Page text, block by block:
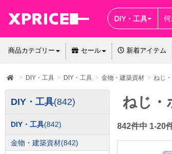
DIY・工具
商品カテゴリー セール 新着アイテム
ねじ・
842件中 1-20
DIY・工具(842)
DIY・工具(842)
金物・建築資材(842)
DIY・工具 DIY・工具 金物・建築資材 ねじ